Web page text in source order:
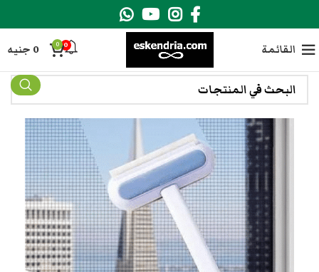
القائمة 0
0
0 جنيه